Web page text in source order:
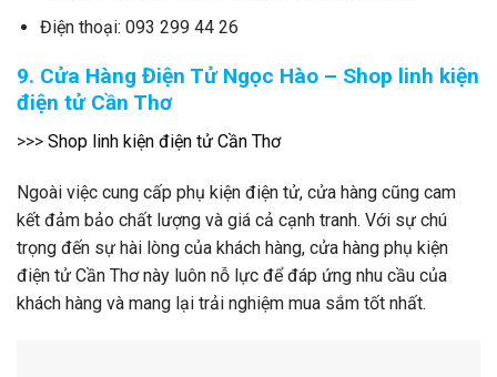
Điện thoại: 093 299 44 26
9. Cửa Hàng Điện Tử Ngọc Hào – Shop linh kiện
điện tử Cần Thơ
>>> Shop linh kiện điện tử Cần Thơ
Ngoài việc cung cấp phụ kiện điện tử, cửa hàng cũng cam
kết đảm bảo chất lượng và giá cả cạnh tranh. Với sự chú
trọng đến sự hài lòng của khách hàng, cửa hàng phụ kiện
điện tử Cần Thơ này luôn nỗ lực để đáp ứng nhu cầu của
khách hàng và mang lại trải nghiệm mua sắm tốt nhất.